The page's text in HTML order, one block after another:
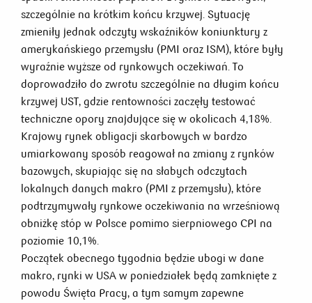
szczególnie na krótkim końcu krzywej. Sytuację
zmieniły jednak odczyty wskaźników koniunktury z
amerykańskiego przemysłu (PMI oraz ISM), które były
wyraźnie wyższe od rynkowych oczekiwań. To
doprowadziło do zwrotu szczególnie na długim końcu
krzywej UST, gdzie rentowności zaczęły testować
techniczne opory znajdujące się w okolicach 4,18%.
Krajowy rynek obligacji skarbowych w bardzo
umiarkowany sposób reagował na zmiany z rynków
bazowych, skupiając się na słabych odczytach
lokalnych danych makro (PMI z przemysłu), które
podtrzymywały rynkowe oczekiwania na wrześniową
obniżkę stóp w Polsce pomimo sierpniowego CPI na
poziomie 10,1%.
Początek obecnego tygodnia będzie ubogi w dane
makro, rynki w USA w poniedziałek będą zamknięte z
powodu Święta Pracy, a tym samym zapewne